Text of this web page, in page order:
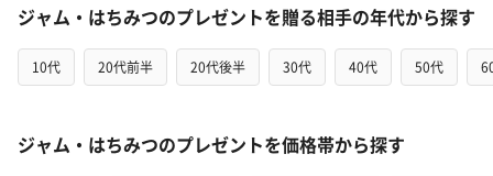
ジャム・はちみつのプレゼントを贈る相手の年代から探す
10代 20代前半 20代後半 30代 40代 50代
ジャム・はちみつのプレゼントを価格帯から探す